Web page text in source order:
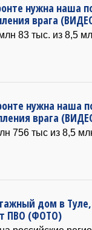
нужна наша
врага
83 тыс. из 8,5
нужна наша
врага
756 тыс из 8,5
дом в
ПВО (ФОТО)